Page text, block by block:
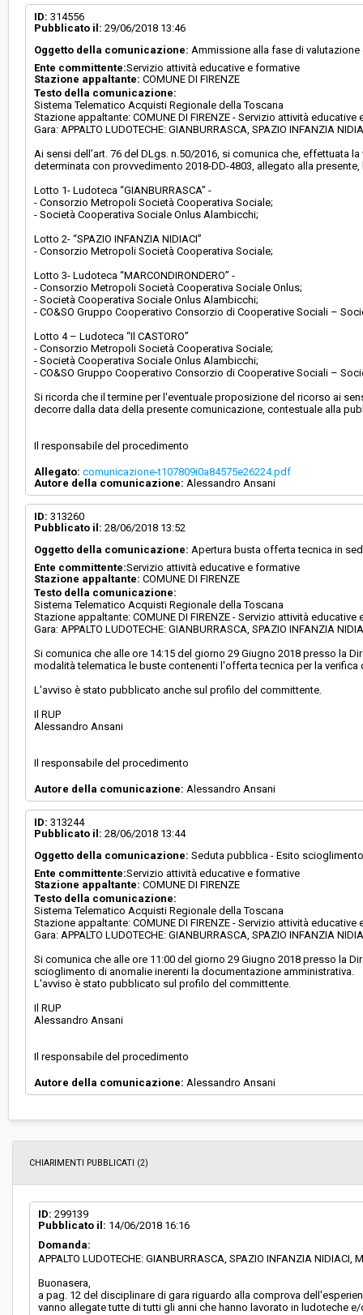
ID: 314556
Pubblicato il: 29/06/2018 13:46
Oggetto della comunicazione: Ammissione alla fase di
Ente committente:Servizio attività educative e formative
Stazione appaltante: COMUNE DI FIRENZE
Testo della comunicazione:
Sistema Telematico Acquisti Regionale della Toscana
Stazione appaltante: COMUNE DI FIRENZE - Servizio attività educative
Gara: APPALTO LUDOTECHE: GIANBURRASCA, SPAZIO INFANZIA
Ai sensi dell’art. 76 del DLgs. n.50/2016, si comunica che, effettuata
determinata con provvedimento 2018-DD-4803, allegato alla
Lotto 1- Ludoteca “GIANBURRASCA” -
- Consorzio Metropoli Società Cooperativa Sociale;
- Società Cooperativa Sociale Onlus Alambicchi;
Lotto 2- “SPAZIO INFANZIA NIDIACI”
- Consorzio Metropoli Società Cooperativa Sociale;
Lotto 3- Ludoteca “MARCONDIRONDERO” -
- Consorzio Metropoli Società Cooperativa Sociale Onlus;
- Società Cooperativa Sociale Onlus Alambicchi;
- CO&SO Gruppo Cooperativo Consorzio di Cooperative Sociali –
Lotto 4 – Ludoteca “Il CASTORO”
- Consorzio Metropoli Società Cooperativa Sociale;
- Società Cooperativa Sociale Onlus Alambicchi;
- CO&SO Gruppo Cooperativo Consorzio di Cooperative Sociali –
Si ricorda che il termine per l'eventuale proposizione del ricorso ai
decorre dalla data della presente comunicazione, contestuale alla
Il responsabile del procedimento
Allegato: comunicazione-t107809i0a84575e26224.pdf
Autore della comunicazione: Alessandro Ansani
ID: 313260
Pubblicato il: 28/06/2018 13:52
Oggetto della comunicazione: Apertura busta offerta tecnica in
Ente committente:Servizio attività educative e formative
Stazione appaltante: COMUNE DI FIRENZE
Testo della comunicazione:
Sistema Telematico Acquisti Regionale della Toscana
Stazione appaltante: COMUNE DI FIRENZE - Servizio attività educative
Gara: APPALTO LUDOTECHE: GIANBURRASCA, SPAZIO INFANZIA
Si comunica che alle ore 14:15 del giorno 29 Giugno 2018 presso la
modalità telematica le buste contenenti l'offerta tecnica per la verifica
L'avviso è stato pubblicato anche sul profilo del committente.
Il RUP
Alessandro Ansani
Il responsabile del procedimento
Autore della comunicazione: Alessandro Ansani
ID: 313244
Pubblicato il: 28/06/2018 13:44
Oggetto della comunicazione: Seduta pubblica - Esito
Ente committente:Servizio attività educative e formative
Stazione appaltante: COMUNE DI FIRENZE
Testo della comunicazione:
Sistema Telematico Acquisti Regionale della Toscana
Stazione appaltante: COMUNE DI FIRENZE - Servizio attività educative
Gara: APPALTO LUDOTECHE: GIANBURRASCA, SPAZIO INFANZIA
Si comunica che alle ore 11:00 del giorno 29 Giugno 2018 presso la
scioglimento di anomalie inerenti la documentazione amministrativa.
L'avviso è stato pubblicato sul profilo del committente.
Il RUP
Alessandro Ansani
Il responsabile del procedimento
Autore della comunicazione: Alessandro Ansani
CHIARIMENTI PUBBLICATI (2)
ID: 299139
Pubblicato il: 14/06/2018 16:16
Domanda:
APPALTO LUDOTECHE: GIANBURRASCA, SPAZIO INFANZIA NIDIACI,
Buonasera,
a pag. 12 del disciplinare di gara riguardo alla comprova
vanno allegate tutte di tutti gli anni che hanno lavorato in ludoteche